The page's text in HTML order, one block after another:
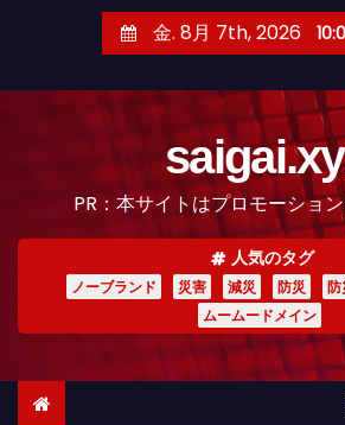
金. 8月 7th, 2026
PR：本サイトはプロモーショ
人気のタグ
ノーブランド 災害 減災 防災 防
ムームードメイン